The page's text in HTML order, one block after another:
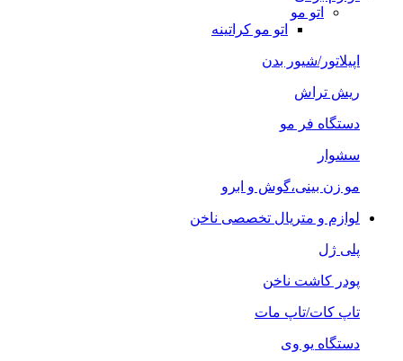
اتو مو
اتو مو کراتینه
اپیلاتور/شیور بدن
ریش تراش
دستگاه فر مو
سشوار
مو زن بینی،گوش و ابرو
لوازم و متریال تخصصی ناخن
پلی ژل
پودر کاشت ناخن
تاپ کات/تاپ مات
دستگاه یو وی